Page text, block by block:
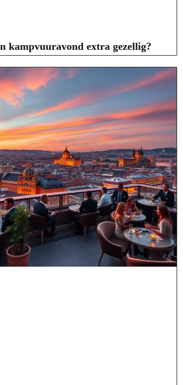
kampvuuravond extra gezellig?